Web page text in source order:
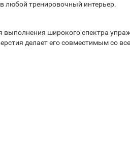
любой тренировочный интерьер.
широкого спектра
делает его совместимым со